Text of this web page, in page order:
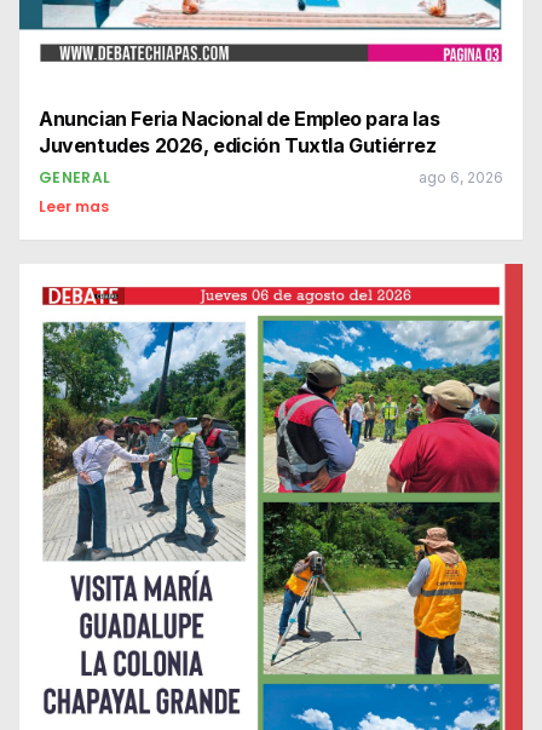
Anuncian Feria Nacional de Empleo para las
Juventudes 2026, edición Tuxtla Gutiérrez
GENERAL ago 6, 2026
Leer mas